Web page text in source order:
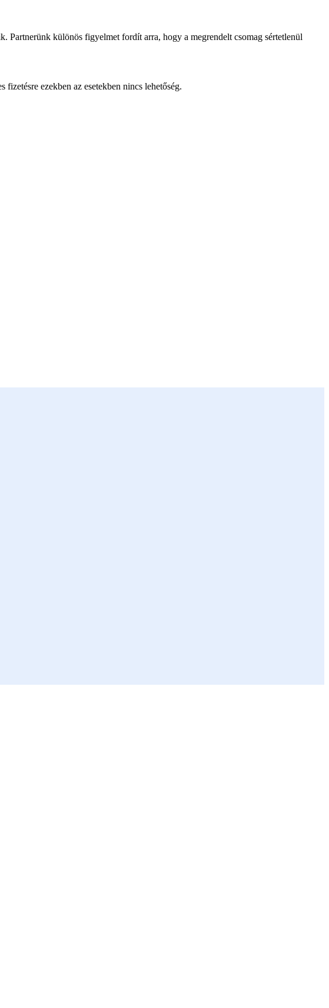
Partnerünk különös figyelmet fordít arra, hogy a megrendelt csomag sértetlenül
ezekben az esetekben nincs lehetőség.